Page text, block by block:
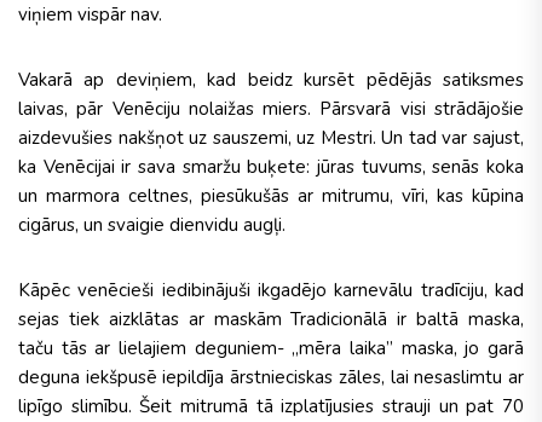
viņiem vispār nav.
Vakarā ap deviņiem, kad beidz kursēt pēdējās satiksmes
laivas, pār Venēciju nolaižas miers. Pārsvarā visi strādājošie
aizdevušies nakšņot uz sauszemi, uz Mestri. Un tad var sajust,
ka Venēcijai ir sava smaržu buķete: jūras tuvums, senās koka
un marmora celtnes, piesūkušās ar mitrumu, vīri, kas kūpina
cigārus, un svaigie dienvidu augļi.
Kāpēc venēcieši iedibinājuši ikgadējo karnevālu tradīciju, kad
sejas tiek aizklātas ar maskām Tradicionālā ir baltā maska,
taču tās ar lielajiem deguniem- „mēra laika” maska, jo garā
deguna iekšpusē iepildīja ārstnieciskas zāles, lai nesaslimtu ar
lipīgo slimību. Šeit mitrumā tā izplatījusies strauji un pat 70